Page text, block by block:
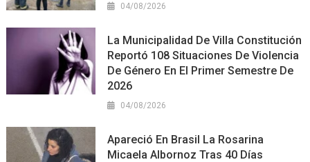
04/08/2026
La Municipalidad De Villa Constitución
Reportó 108 Situaciones De Violencia
De Género En El Primer Semestre De
2026
04/08/2026
Apareció En Brasil La Rosarina
Micaela Albornoz Tras 40 Días